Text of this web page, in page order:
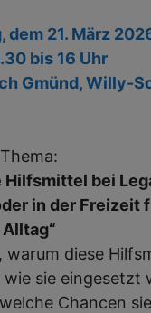
dem 21. März
bis 16 Uhr
Gmünd, Willy-
Hilfsmittel bei
in der Freizeit
warum diese
sie eingesetzt
Chancen